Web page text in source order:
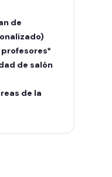
de
de salón
de la